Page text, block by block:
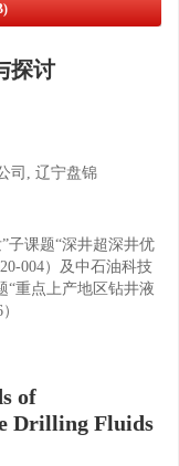
探讨
司, 辽宁盘锦
子课题“深井超深井优
004）及中石油科技
“重点上产地区钻井液
of
Drilling Fluids